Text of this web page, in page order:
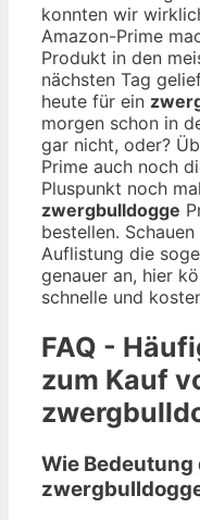
konnten wir
Amazon-Prime
Produkt in den
nächsten Tag
heute für ein
morgen schon in
gar nicht, oder?
Prime auch noch
Pluspunkt noch
zwergbulldogge
bestellen.
Auflistung die
genauer an, hier
schnelle und
FAQ -
zum Kauf
Wie